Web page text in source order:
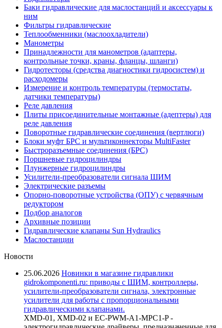
Баки гидравлические для маслостанций и аксессуары к
ним
Фильтры гидравлические
Теплообменники (маслоохладители)
Манометры
Принадлежности для манометров (адаптеры,
контрольные точки, краны, фланцы, шланги)
Гидротесторы (средства диагностики гидросистем) и
расходомеры
Измерение и контроль температуры (термостаты,
датчики температуры)
Реле давления
Плиты присоединительные монтажные (адептеры) для
реле давления
Поворотные гидравлические соединения (вертлюги)
Блоки муфт БРС и мультиконнекторы MultiFaster
Быстроразъемные соединения (БРС)
Поршневые гидроцилиндры
Плунжерные гидроцилиндры
Усилители-преобразователи сигнала ШИМ
Электрические разъемы
Опорно-поворотные устройства (ОПУ) с червячным
редуктором
Подбор аналогов
Архивные позиции
Гидравлические клапаны Sun Hydraulics
Маслостанции
Новости
25.06.2026 Новинки в магазине гидравлики
gidrokomponenti.ru: приводы с ШИМ, контроллеры,
усилители-преобразователи сигнала, электронные
усилители для работы с пропорциональными
гидравлическими клапанами.
XMD-01, XMD-02 и EC-PWM-A1-MPC1-P -